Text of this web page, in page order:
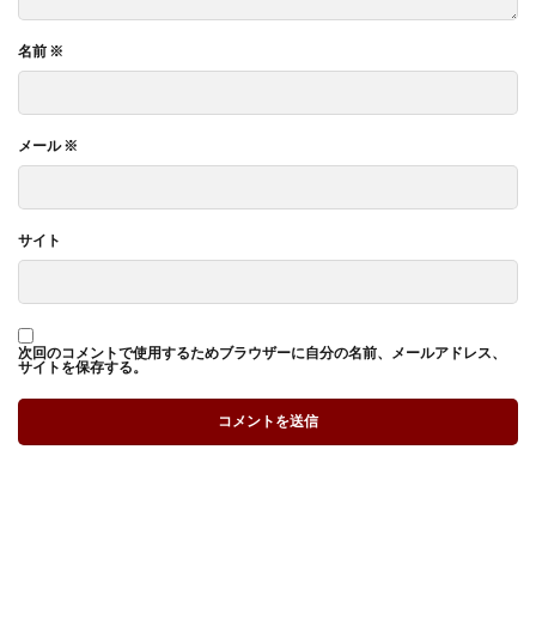
名前 ※
メール※
サイト
次回のコメントで使用するためブラウザーに自分の名前、メールアドレス、
サイトを保存する。